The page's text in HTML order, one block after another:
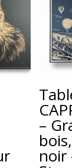
–
noir